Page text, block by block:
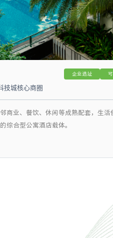
企业选址
技城核心商圈
商业、餐饮、休闲等成熟配套，生活
综合型公寓酒店载体。